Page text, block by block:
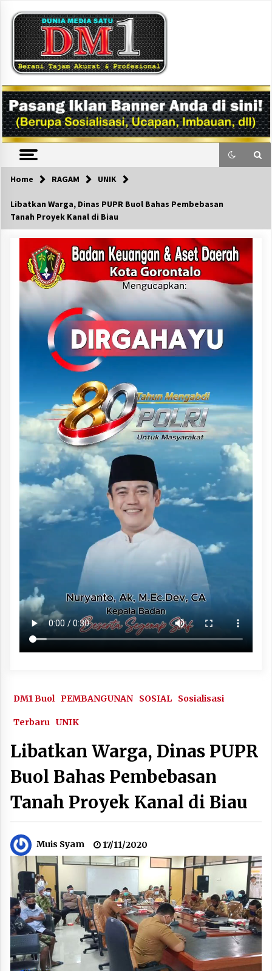
content
DM1
Home RAGAM UNIK
Libatkan Warga, Dinas PUPR Buol Bahas Pembebasan
Tanah Proyek Kanal di Biau
DM1 Buol PEMBANGUNAN SOSIAL Sosialisasi
Terbaru UNIK
Libatkan Warga, Dinas PUPR
Buol Bahas Pembebasan
Tanah Proyek Kanal di Biau
Muis Syam 17/11/2020